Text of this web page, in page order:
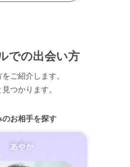
での出会い方
ご紹介します。
つかります。
のお相手を探す